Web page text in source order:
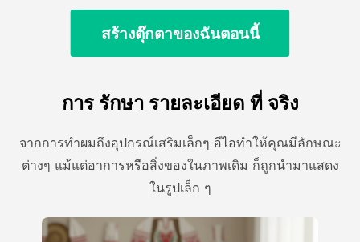
สร้างตุ๊กตาของฉันตอนนี้
การ รักษา รายละเอียด ที่ จริง
จากการทําผมถึงอุปกรณ์เสริมเล็กๆ อีไอทําให้คุณมีลักษณะ
ต่างๆ แม้แต่อาการหรือสิ่งของในภาพเดิม ก็ถูกนํามาแสดง
ในรูปเล็ก ๆ